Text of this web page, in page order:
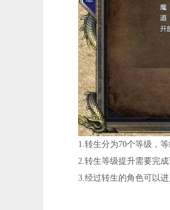
1.转生分为70个等级，
2.转生等级提升需要完
3.经过转生的角色可以